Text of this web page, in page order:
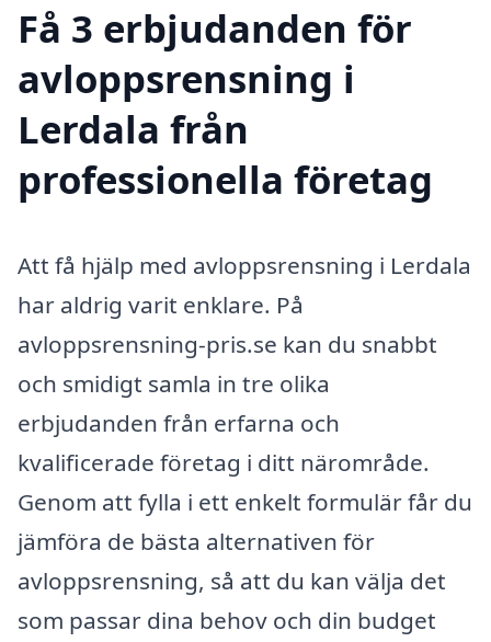
Få 3 erbjudanden för
avloppsrensning i
Lerdala från
professionella företag
Att få hjälp med avloppsrensning i Lerdala
har aldrig varit enklare. På
avloppsrensning-pris.se kan du snabbt
och smidigt samla in tre olika
erbjudanden från erfarna och
kvalificerade företag i ditt närområde.
Genom att fylla i ett enkelt formulär får du
jämföra de bästa alternativen för
avloppsrensning, så att du kan välja det
som passar dina behov och din budget